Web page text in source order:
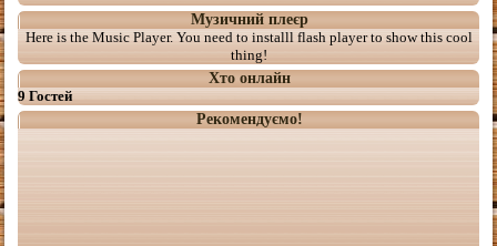
Музичний плеєр
Here is the Music Player. You need to installl flash player to show this cool
thing!
Хто онлайн
9 Гостей
Рекомендуємо!